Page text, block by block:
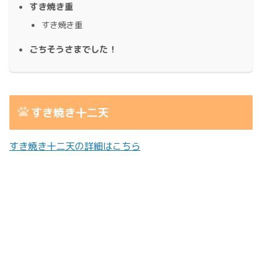
すき焼き重
すき焼き重
ごちそうさまでした！
すき焼き十二天
すき焼き十二天の詳細はこちら